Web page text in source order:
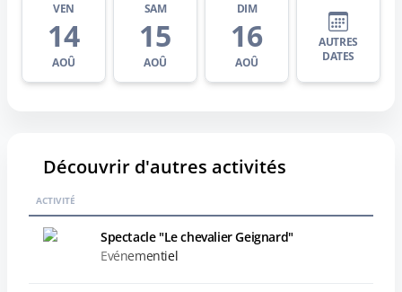
VEN
14
AOÛ
SAM
15
AOÛ
DIM
16
AOÛ
AUTRES
DATES
Découvrir d'autres activités
ACTIVITÉ
Spectacle "Le chevalier Geignard"
Evénementiel